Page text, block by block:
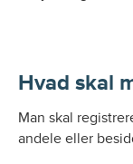
Hvad skal
Man skal
andele eller